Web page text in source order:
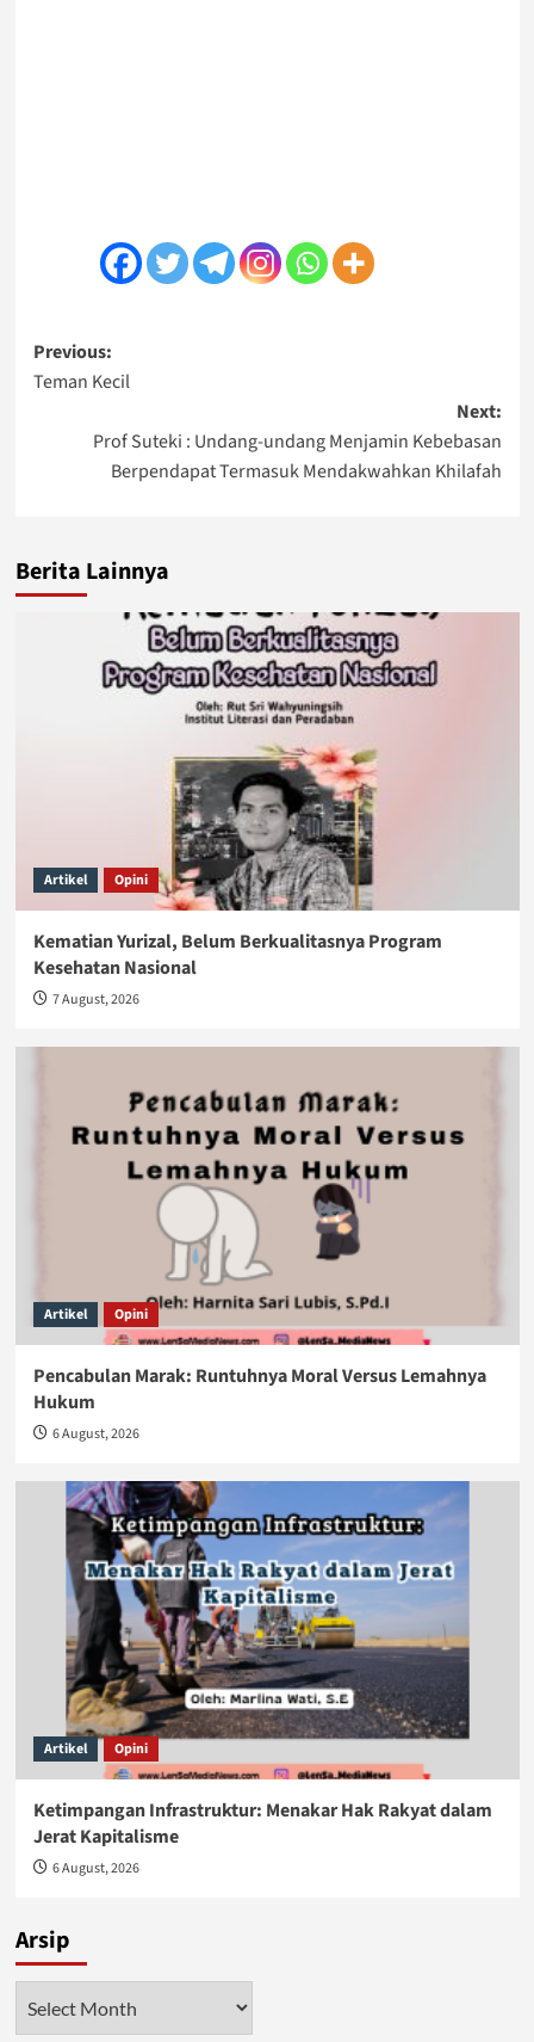
Post
navigation
Previous:
Teman Kecil
Next:
Prof Suteki : Undang-undang Menjamin Kebebasan
Berpendapat Termasuk Mendakwahkan Khilafah
Berita Lainnya
Artikel Opini
Kematian Yurizal, Belum Berkualitasnya Program
Kesehatan Nasional
7 August, 2026
Artikel Opini
Pencabulan Marak: Runtuhnya Moral Versus Lemahnya
Hukum
6 August, 2026
Artikel Opini
Ketimpangan Infrastruktur: Menakar Hak Rakyat dalam
Jerat Kapitalisme
6 August, 2026
Arsip